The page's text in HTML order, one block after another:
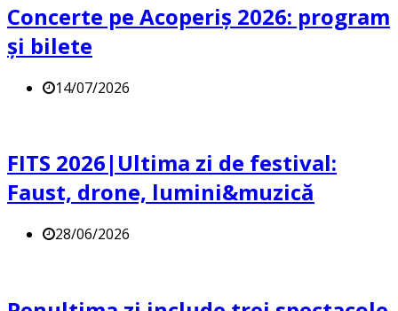
Concerte pe Acoperiș 2026: program
și bilete
14/07/2026
FITS 2026|Ultima zi de festival:
Faust, drone, lumini&muzică
28/06/2026